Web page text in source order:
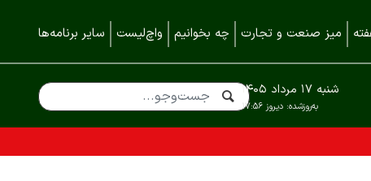
میز صنعت و تجارت چه بخوانیم واچ‌لیست سایر برنامه‌ها
به‌روزشده: دیروز ۱۷:۵۶
شنبه ۱۷ مرداد ۱۴۰۵